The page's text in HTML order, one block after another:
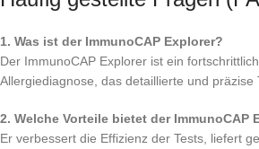
1. Was ist der ImmunoCAP Explorer?
Der ImmunoCAP Explorer ist ein
Allergiediagnose, das detaillierte und präzise
2. Welche Vorteile bietet der ImmunoCAP
Er verbessert die Effizienz der Tests, liefert